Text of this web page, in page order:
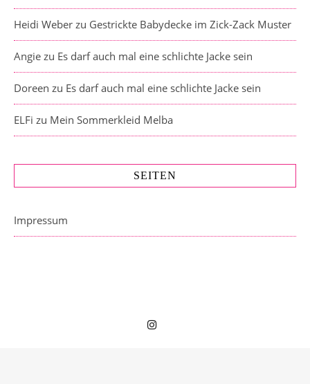
Heidi Weber zu Gestrickte Babydecke im Zick-Zack Muster
Angie zu Es darf auch mal eine schlichte Jacke sein
Doreen zu Es darf auch mal eine schlichte Jacke sein
ELFi zu Mein Sommerkleid Melba
SEITEN
Impressum